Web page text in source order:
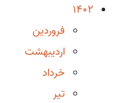
1402
فروردین
اردیبهشت
خرداد
تیر